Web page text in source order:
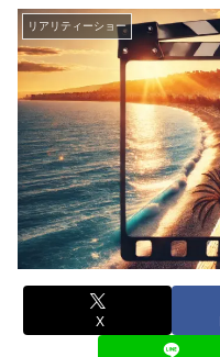
リアリティーショー
X